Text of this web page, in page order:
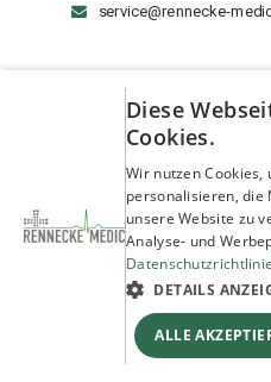
service@rennecke-
Diese
Cookies.
Wir nutzen Cookies,
personalisieren, die
unsere Website zu
Analyse- und
Datenschutzrichtlinie
DETAILS
ALLE